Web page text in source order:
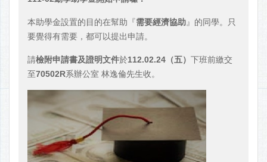
本助學金設置的目的在幫助『需要經濟協助 』的同學。只
要覺得有需要，都可以提出申請。
請檢附申請書及證明文件於112.02.24 （五） 下班前繳交
至70502R系辦公室 林逸倫先生收。